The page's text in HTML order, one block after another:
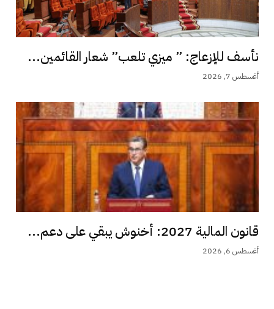
نأسف للإزعاج: ” ميزي تلعب” شعار القائمين...
أغسطس 7, 2026
قانون المالية 2027: أخنوش يبقي على دعم...
أغسطس 6, 2026